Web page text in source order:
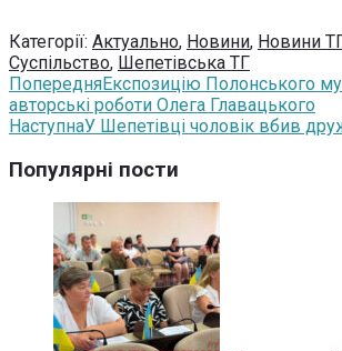
Категорії: Актуально, Новини, Новини
Суспільство, Шепетівська ТГ
ПопередняЕкспозицію Полонського
авторські роботи Олега Главацького
НаступнаУ Шепетівці чоловік вбив
Популярні пости